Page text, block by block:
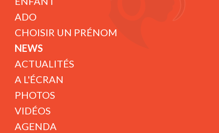
ADO
CHOISIR UN PRÉNOM
NEWS
ACTUALITÉS
A L'ÉCRAN
PHOTOS
VIDÉOS
AGENDA